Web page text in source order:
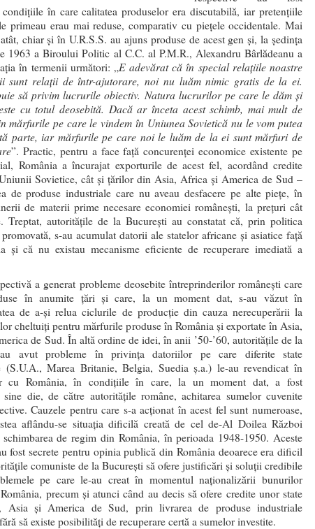
în care calitatea produselor era discutabilă, iar pretenţiile
primeau erau mai reduse, comparativ cu pieţele occidentale. Mai
chiar şi în U.R.S.S. au ajuns produse de acest gen şi, la şedinţa
1963 a Biroului Politic al C.C. al P.M.R., Alexandru Bârlădeanu a
în termenii următori: „E adevărat că în special relaţiile noastre
sunt relaţii de într-ajutorare, noi nu luăm nimic gratis de la ei.
să privim lucrurile obiectiv. Natura lucrurilor pe care le dăm şi
cu totul deosebită. Dacă ar înceta acest schimb, mai mult de
mărfurile pe care le vindem în Uniunea Sovietică nu le vom putea
parte, iar mărfurile pe care noi le luăm de la ei sunt mărfuri de
”. Practic, pentru a face faţă concurenţei economice existente pe
România a încurajat exporturile de acest fel, acordând credite
Sovietice, cât şi ţărilor din Asia, Africa şi America de Sud –
de produse industriale care nu aveau desfacere pe alte pieţe, în
de materii prime necesare economiei româneşti, la preţuri cât
Treptat, autorităţile de la Bucureşti au constatat că, prin politica
s-au acumulat datorii ale statelor africane şi asiatice faţă
şi că nu existau mecanisme eficiente de recuperare imediată a
a generat probleme deosebite întreprinderilor româneşti care
în anumite ţări şi care, la un moment dat, s-au văzut în
de a-şi relua ciclurile de producţie din cauza nerecuperării la
cheltuiţi pentru mărfurile produse în România şi exportate în Asia,
de Sud. În altă ordine de idei, în anii ’50-’60, autorităţile de la
avut probleme în privinţa datoriilor pe care diferite state
(S.U.A., Marea Britanie, Belgia, Suedia ş.a.) le-au revendicat în
cu România, în condiţiile în care, la un moment dat, a fost
sine die, de către autorităţile române, achitarea sumelor cuvenite
Cauzele pentru care s-a acţionat în acest fel sunt numeroase,
aflându-se situaţia dificilă creată de cel de-Al Doilea Război
de regim din România, în perioada 1948-1950. Aceste
fost secrete pentru opinia publică din România deoarece era dificil
comuniste de la Bucureşti să ofere justificări şi soluţii credibile
pe care le-au creat în momentul naţionalizării bunurilor
precum şi atunci când au decis să ofere credite unor state
Asia şi America de Sud, prin livrarea de produse industriale
să existe posibilităţi de recuperare certă a sumelor investite.